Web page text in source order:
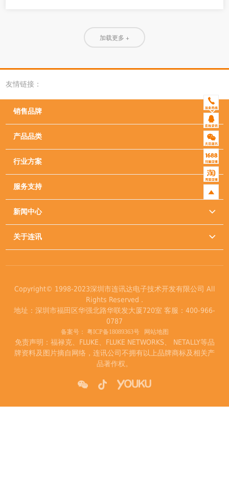
加载更多 +
友情链接：
销售品牌 
产品品类 
行业方案 
服务支持
新闻中心 
关于连讯 
Copyright© 1998-2023深圳市连讯达电子技术开发有限公司 All
Rights Reserved .
地址：深圳市福田区华强北路华联发大厦720室 客服：400-966-
0787
备案号： 粤ICP备18089363号 网站地图
免责声明：福禄克、FLUKE、FLUKE NETWORKS、 NETALLY等品
牌资料及图片摘自网络，连讯公司不拥有以上品牌商标及相关产
品著作权。